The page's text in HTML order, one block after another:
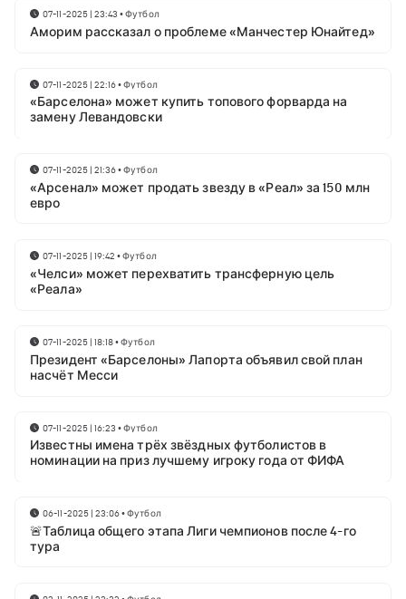
07-11-2025 | 23:43 •Футбол
Аморим рассказал о проблеме «Манчестер Юнайтед»
07-11-2025 | 22:16•Футбол
«Барселона» может купить топового форварда на
замену Левандовски
07-11-2025 | 21:36•Футбол
«Арсенал» может продать звезду в «Реал» за 150 млн
евро
07-11-2025 | 19:42 •Футбол
«Челси» может перехватить трансферную цель
«Реала»
07-11-2025 | 18:18•Футбол
Президент «Барселоны» Лапорта объявил свой план
насчёт Месси
07-11-2025 | 16:23 •Футбол
Известны имена трёх звёздных футболистов в
номинации на приз лучшему игроку года от ФИФА
06-11-2025 | 23:06•Футбол
🚨Таблица общего этапа Лиги чемпионов после 4-го
тура